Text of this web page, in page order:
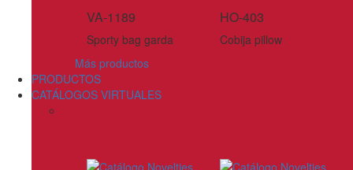
VA-1189
Sporty bag garda
HO-403
Cobija pillow
Más productos
PRODUCTOS
CATÁLOGOS VIRTUALES